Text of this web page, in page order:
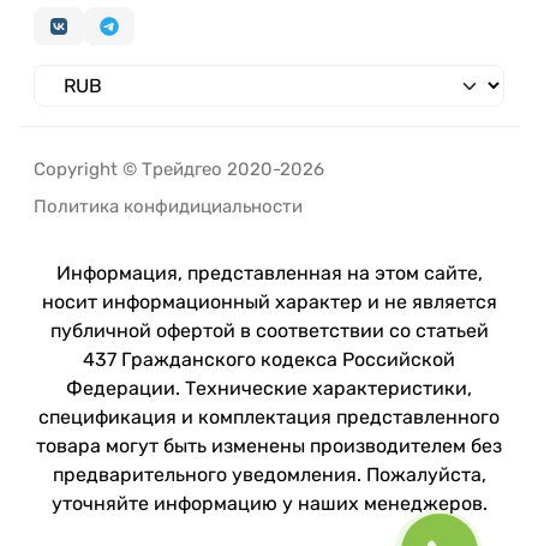
Copyright © Трейдгео 2020-2026
Политика конфидициальности
Информация, представленная на этом сайте,
носит информационный характер и не является
публичной офертой в соответствии со статьей
437 Гражданского кодекса Российской
Федерации. Технические характеристики,
спецификация и комплектация представленного
товара могут быть изменены производителем без
предварительного уведомления. Пожалуйста,
уточняйте информацию у наших менеджеров.